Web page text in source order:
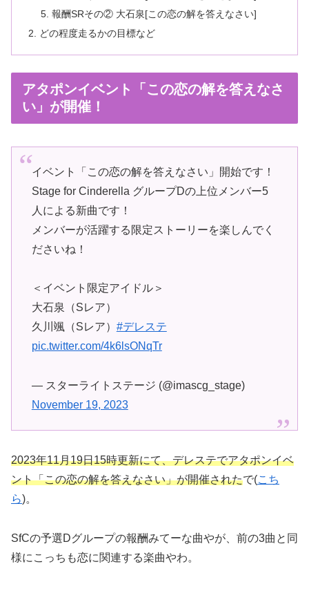
報酬SRその② 大石泉[この恋の解を答えなさい]
どの程度走るかの目標など
アタポンイベント「この恋の解を答えなさ
い」が開催！
イベント「この恋の解を答えなさい」開始です！
Stage for Cinderella グループDの上位メンバー5
人による新曲です！
メンバーが活躍する限定ストーリーを楽しんでく
ださいね！
＜イベント限定アイドル＞
大石泉（Sレア）
久川颯（Sレア） #デレステ
pic.twitter.com/4k6lsONqTr
— スターライトステージ (@imascg_stage)
November 19, 2023
2023年11月19日15時更新にて、デレステでアタポンイベ
ント「この恋の解を答えなさい」が開催されたで(こち
ら)。
SfCの予選Dグループの報酬みてーな曲やが、前の3曲と同
様にこっちも恋に関連する楽曲やわ。